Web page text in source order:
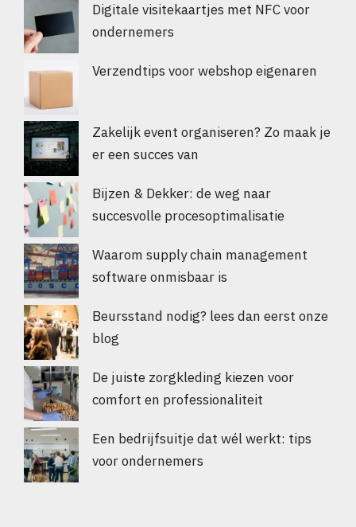
Digitale visitekaartjes met NFC voor
ondernemers
Verzendtips voor webshop eigenaren
Zakelijk event organiseren? Zo maak je
er een succes van
Bijzen & Dekker: de weg naar
succesvolle procesoptimalisatie
Waarom supply chain management
software onmisbaar is
Beursstand nodig? lees dan eerst onze
blog
De juiste zorgkleding kiezen voor
comfort en professionaliteit
Een bedrijfsuitje dat wél werkt: tips
voor ondernemers